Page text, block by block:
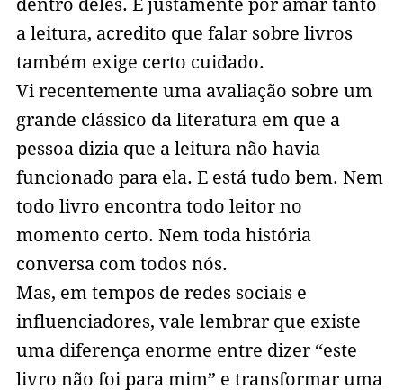
a leitura, acredito que falar sobre livros
também exige certo cuidado.
Vi recentemente uma avaliação sobre um
grande clássico da literatura em que a
pessoa dizia que a leitura não havia
funcionado para ela. E está tudo bem. Nem
todo livro encontra todo leitor no
momento certo. Nem toda história
conversa com todos nós.
Mas, em tempos de redes sociais e
influenciadores, vale lembrar que existe
uma diferença enorme entre dizer “este
livro não foi para mim” e transformar uma